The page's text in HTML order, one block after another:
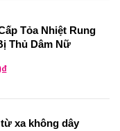
Tỏa Nhiệt Rung
Thủ Dâm Nữ
₫
xa không dây